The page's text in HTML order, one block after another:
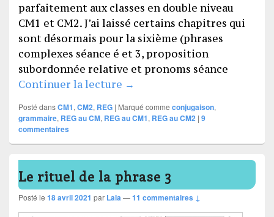
parfaitement aux classes en double niveau
CM1 et CM2. J’ai laissé certains chapitres qui
sont désormais pour la sixième (phrases
complexes séance é et 3, proposition
subordonnée relative et pronoms séance
Continuer la lecture REG CM, CM1 et CM2
→
Posté dansCM1, CM2, REG | Marqué comme conjugaison,
grammaire, REG au CM, REG au CM1, REG au CM2 | 9
commentaires
Le rituel de la phrase 3
Posté le 18 avril 2021 par Lala—11 commentaires ↓